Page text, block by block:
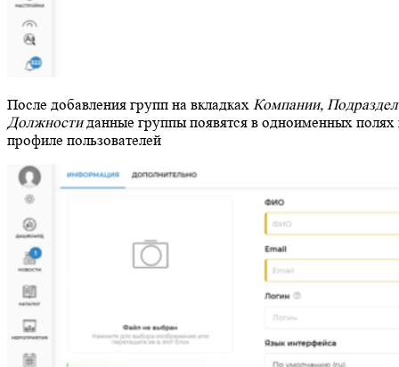
После добавления групп на вкладках Компании,
Должностиданные группы появятся в одноименных полях
профиле пользователей